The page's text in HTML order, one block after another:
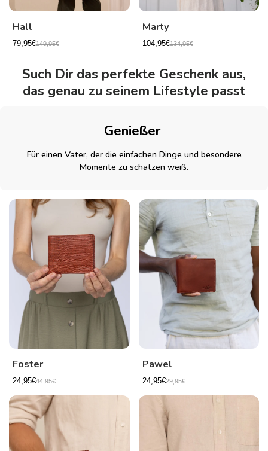
Hall
79,95€149,95€
Marty
104,95€134,95€
Such Dir das perfekte Geschenk aus,
das genau zu seinem Lifestyle passt
Genießer
Für einen Vater, der die einfachen Dinge und besondere
Momente zu schätzen weiß.
Foster
24,95€44,95€
Pawel
24,95€29,95€